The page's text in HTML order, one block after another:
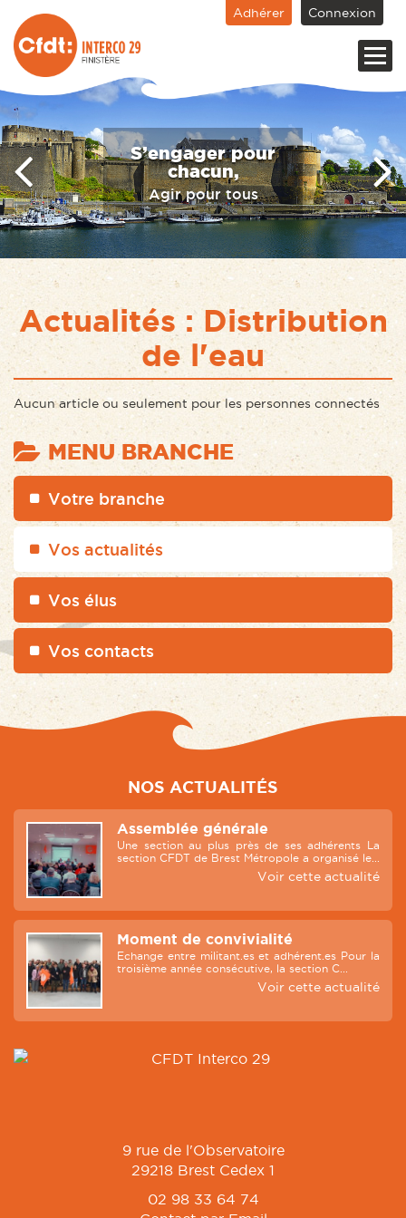
Adhérer Connexion
S’engager pour
chacun,
Agir pour tous
Actualités : Distribution
de l'eau
Aucun article ou seulement pour les personnes connectés
MENU BRANCHE
Votre branche
Vos actualités
Vos élus
Vos contacts
NOS ACTUALITÉS
Assemblée générale
Une section au plus près de ses adhérents La
section CFDT de Brest Métropole a organisé le...
Voir cette actualité
Moment de convivialité
Echange entre militant.es et adhérent.es Pour la
troisième année consécutive, la section C...
Voir cette actualité
9 rue de l'Observatoire
29218 Brest Cedex 1
02 98 33 64 74